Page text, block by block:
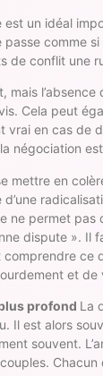
un idéal
comme
de conflit
mais
Cela peut
vrai en cas
mettre en
ne permet
dispute ».
et
profond La
Il est alors
souvent.